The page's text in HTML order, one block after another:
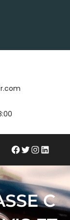
#Twitter InstagramLinkedIn
C